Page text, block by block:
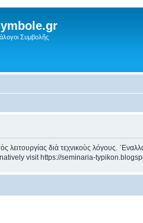
Συμβολῆς
λειτουργίας διὰ τεχνικοὺς λόγους.
visit https://seminaria-